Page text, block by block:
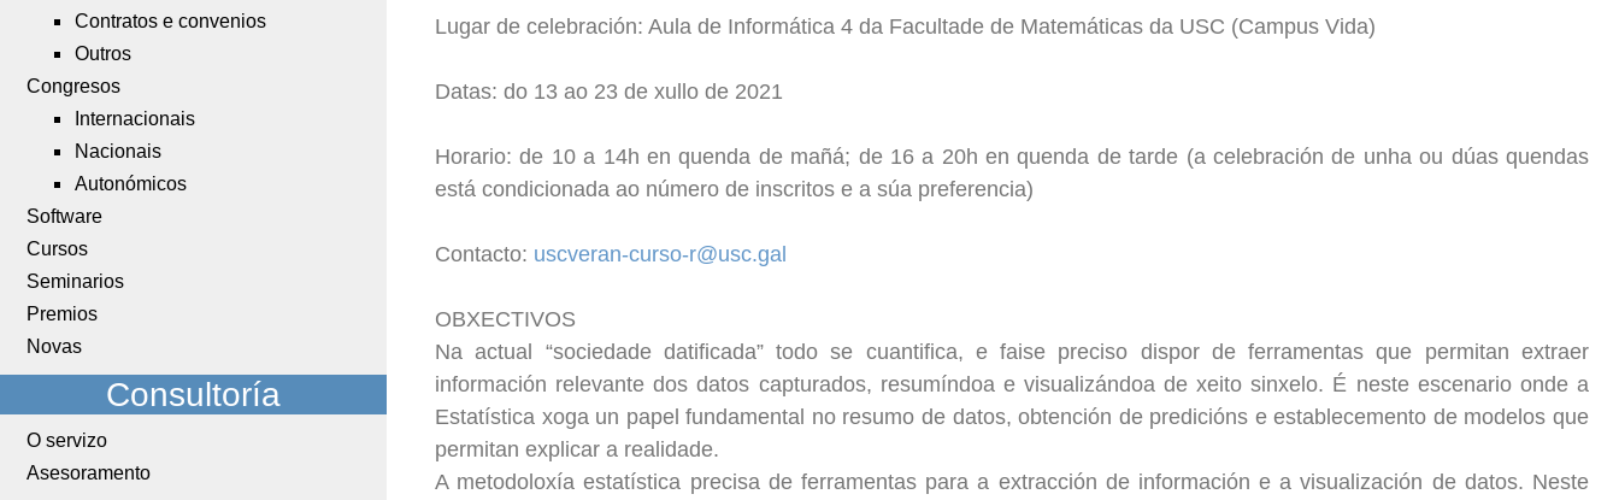
Contratos e convenios
Outros
Congresos
Internacionais
Nacionais
Autonómicos
Software
Cursos
Seminarios
Premios
Novas
Consultoría
O servizo
Asesoramento
Lugar de celebración: Aula de Informática 4 da Facultade de Matemáticas da USC (Campus Vida)
Datas: do 13 ao 23 de xullo de 2021
Horario: de 10 a 14h en quenda de mañá; de 16 a 20h en quenda de tarde (a celebración de unha ou dúas quendas
está condicionada ao número de inscritos e a súa preferencia)
Contacto: uscveran-curso-r@usc.gal
OBXECTIVOS
Na actual “sociedade datificada” todo se cuantifica, e faise preciso dispor de ferramentas que permitan extraer
información relevante dos datos capturados, resumíndoa e visualizándoa de xeito sinxelo. É neste escenario onde a
Estatística xoga un papel fundamental no resumo de datos, obtención de predicións e establecemento de modelos que
permitan explicar a realidade.
A metodoloxía estatística precisa de ferramentas para a extracción de información e a visualización de datos. Neste